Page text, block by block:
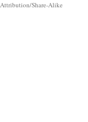
Attribution/Share-Alike